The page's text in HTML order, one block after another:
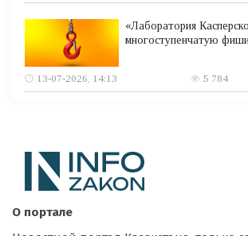
«Лаборатория
многоступенчатую
13-07-2026, 14:13 5 784
О портале